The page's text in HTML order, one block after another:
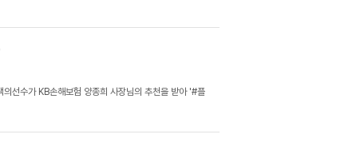
수가 KB손해보험 양종희 사장님의 추천을 받아 '#플